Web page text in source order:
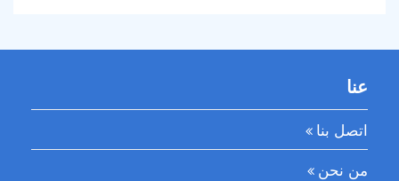
عنا
اتصل بنا
من نحن